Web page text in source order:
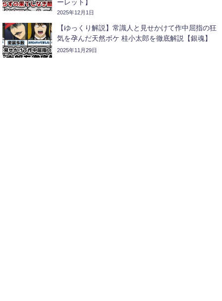
ーレット】
2025年12月1日
【ゆっくり解説】常識人と見せかけて作中屈指の狂
気を孕んだ天然ボケ 桂小太郎を徹底解説【銀魂】
2025年11月29日